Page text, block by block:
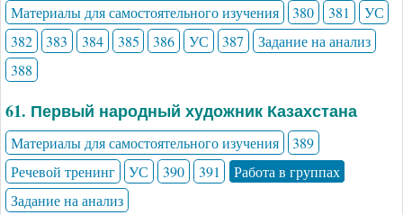
Материалы для самостоятельного изучения 380 381
УС
382
383 384 385 386 УС 387
Задание на анализ
388
61. Первый народный художник Казахстана
Материалы для самостоятельного изучения
389
Речевой тренинг
УС 390 391
Работа в группах
Задание на анализ